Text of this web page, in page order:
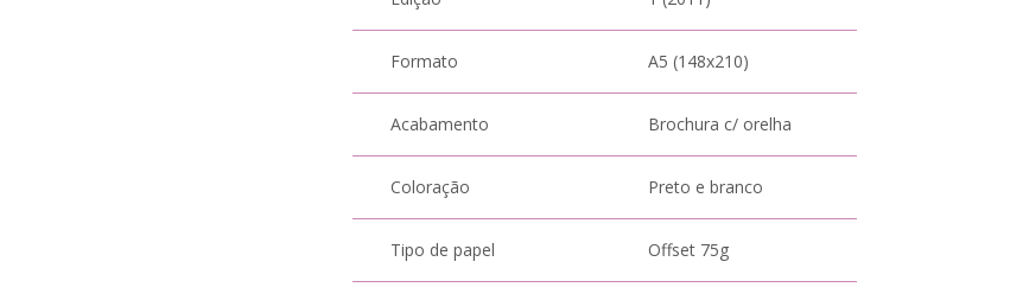
Formato A5 (148x210)
Acabamento Brochura c/ orelha
Coloração Preto e branco
Tipo de papel Offset 75g